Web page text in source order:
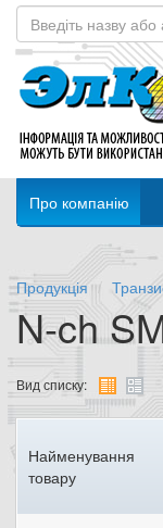
Про компанію
Продукція
N-ch
Вид списку:
Найменування
товару